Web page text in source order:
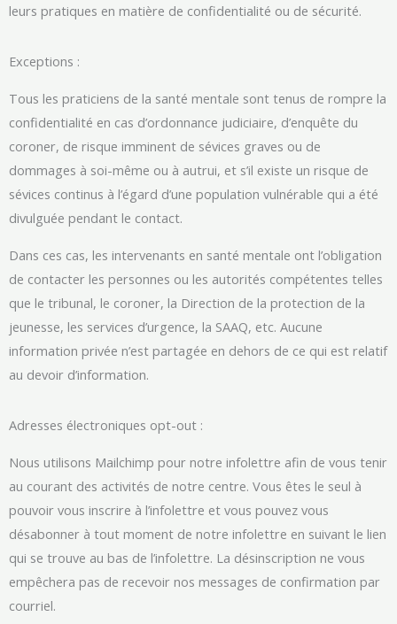
leurs pratiques en matière de confidentialité ou de sécurité.
Exceptions :
Tous les praticiens de la santé mentale sont tenus de rompre la
confidentialité en cas d’ordonnance judiciaire, d’enquête du
coroner, de risque imminent de sévices graves ou de
dommages à soi-même ou à autrui, et s’il existe un risque de
sévices continus à l’égard d’une population vulnérable qui a été
divulguée pendant le contact.
Dans ces cas, les intervenants en santé mentale ont l’obligation
de contacter les personnes ou les autorités compétentes telles
que le tribunal, le coroner, la Direction de la protection de la
jeunesse, les services d’urgence, la SAAQ, etc. Aucune
information privée n’est partagée en dehors de ce qui est relatif
au devoir d’information.
Adresses électroniques opt-out :
Nous utilisons Mailchimp pour notre infolettre afin de vous tenir
au courant des activités de notre centre. Vous êtes le seul à
pouvoir vous inscrire à l’infolettre et vous pouvez vous
désabonner à tout moment de notre infolettre en suivant le lien
qui se trouve au bas de l’infolettre. La désinscription ne vous
empêchera pas de recevoir nos messages de confirmation par
courriel.